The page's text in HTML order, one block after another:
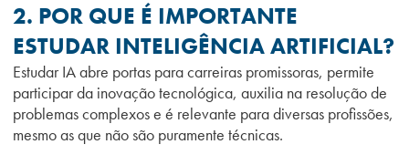
2. POR QUE É IMPORTANTE
ESTUDAR INTELIGÊNCIA ARTIFICIAL?
Estudar IA abre portas para carreiras promissoras, permite
participar da inovação tecnológica, auxilia na resolução de
problemas complexos e é relevante para diversas profissões,
mesmo as que não são puramente técnicas.